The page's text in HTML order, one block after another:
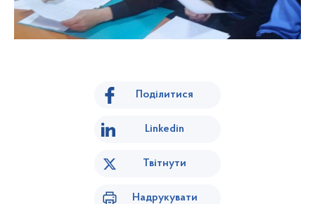
Поділитися
Linkedin
Твітнути
Надрукувати